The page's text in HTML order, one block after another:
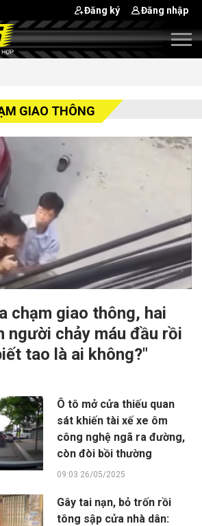
Đăng ký Đăng nhập
GIAO THÔNG
chạm giao thông, hai
người chảy máu đầu rồi
tao là ai không?"
Ô tô mở cửa thiếu quan
sát khiến tài xế xe ôm
công nghệ ngã ra đường,
còn đòi bồi thường
09:03 26/05/2025
Gây tai nạn, bỏ trốn rồi
tông sập cửa nhà dân: